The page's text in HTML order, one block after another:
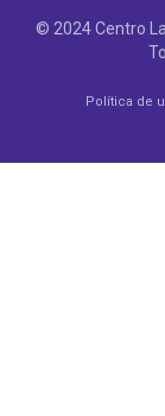
© 2024 Centro
Política de